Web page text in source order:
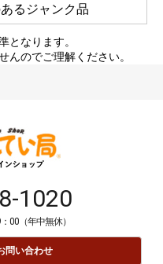
るジャンク品
となります。
んのでご理解ください。
1020
00（年中無休）
問い合わせ